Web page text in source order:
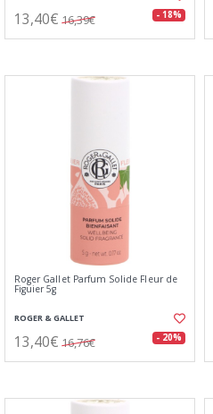
13,40€ 16,39€ - 18%
Roger Gallet Parfum Solide Fleur de
Figuier 5g
ROGER & GALLET
13,40€ 16,76€ - 20%